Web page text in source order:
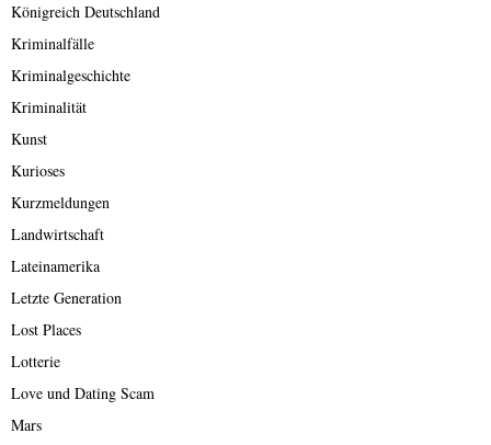
Königreich Deutschland
Kriminalfälle
Kriminalgeschichte
Kriminalität
Kunst
Kurioses
Kurzmeldungen
Landwirtschaft
Lateinamerika
Letzte Generation
Lost Places
Lotterie
Love und Dating Scam
Mars